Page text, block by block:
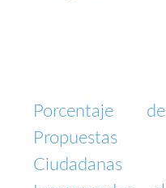
Porcentaje de
Propuestas
Ciudadanas